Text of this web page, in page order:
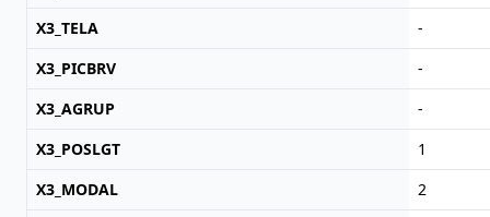
X3_TELA
-
X3_PICBRV
-
X3_AGRUP
-
X3_POSLGT
1
X3_MODAL
2